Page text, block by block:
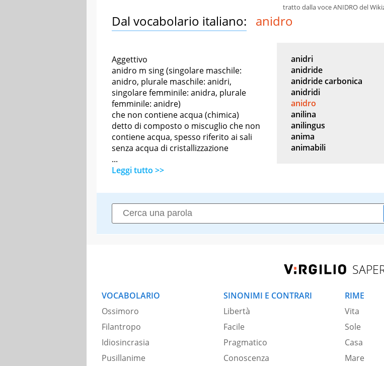
Dal vocabolario italiano: anidro
tratto dalla voce ANIDRO del
Aggettivo
anidro m sing (singolare maschile:
anidro, plurale maschile: anidri,
singolare femminile: anidra, plurale
femminile: anidre)
che non contiene acqua (chimica)
detto di composto o miscuglio che non
contiene acqua, spesso riferito ai sali
senza acqua di cristallizzazione
...
Leggi tutto >>
anidri
anidride
anidride carbonica
anidridi
anidro
anilina
anilingus
anima
animabili
VOCABOLARIO
Ossimoro
Filantropo
Idiosincrasia
Pusillanime
SINONIMI E CONTRARI
Libertà
Facile
Pragmatico
Conoscenza
RIME
Vita
Sole
Casa
Mare